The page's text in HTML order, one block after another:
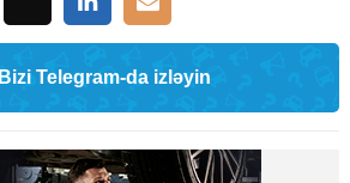
Bizi Telegram-da izləyin